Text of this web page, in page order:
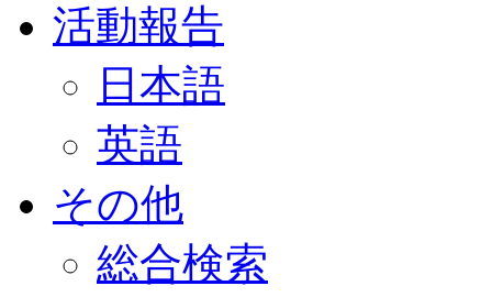
活動報告
日本語
英語
その他
総合検索